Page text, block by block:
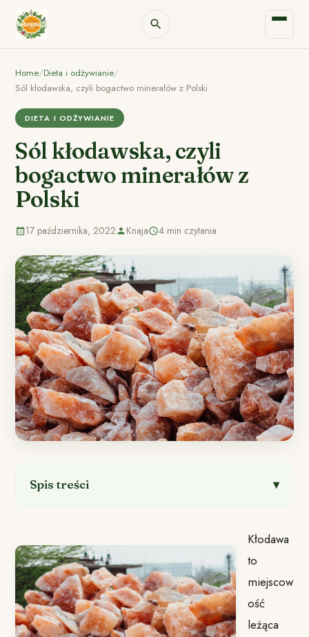
Home/Dieta i odżywianie/
Sól kłodawska, czyli bogactwo minerałów z Polski
DIETA I ODŻYWIANIE
Sól kłodawska, czyli
bogactwo minerałów z
Polski
17 października, 2022 Knaja 4 min czytania
Spis treści
Kłodawa
to
miejscow
ość
leżąca